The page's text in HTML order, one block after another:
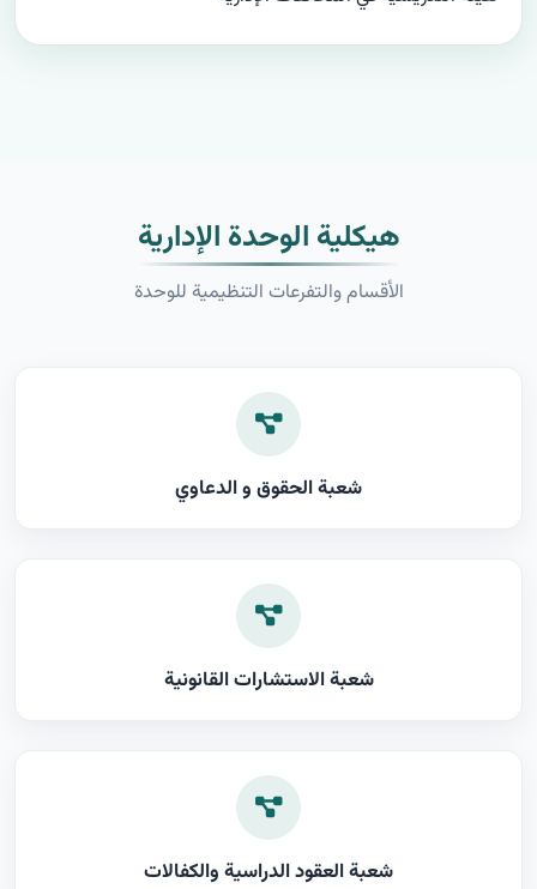
هيكلية الوحدة الإدارية
الأقسام والتفرعات التنظيمية للوحدة
شعبة الحقوق و الدعاوي
شعبة الاستشارات القانونية
شعبة العقود الدراسية والكفالات